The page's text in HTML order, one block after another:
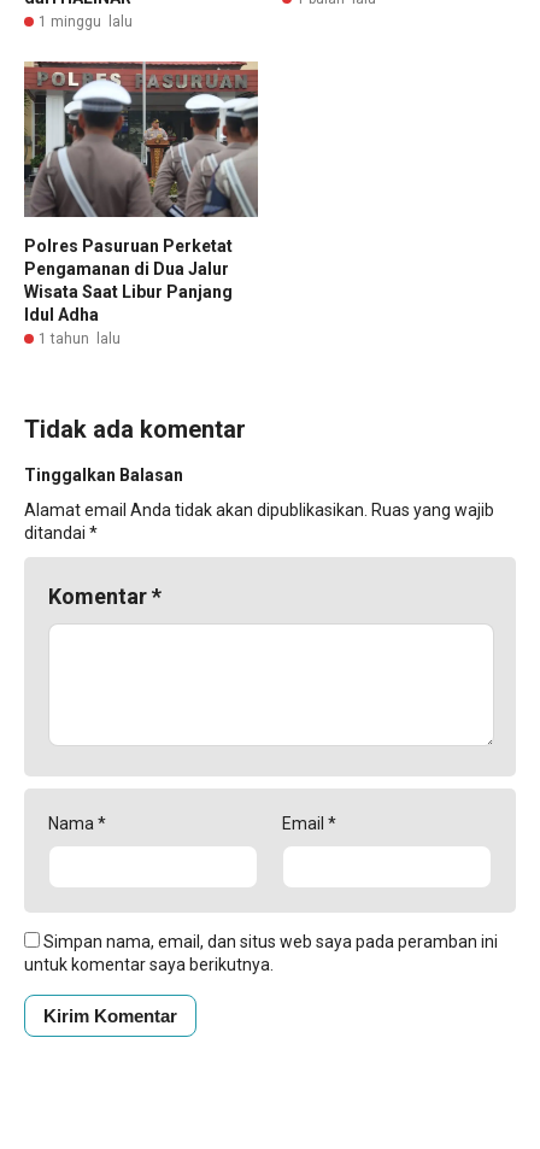
1 minggu lalu
Polres Pasuruan Perketat
Pengamanan di Dua Jalur
Wisata Saat Libur Panjang
Idul Adha
1 tahun lalu
Tidak ada komentar
Tinggalkan Balasan
Alamat email Anda tidak akan dipublikasikan. Ruas yang wajib
ditandai *
Komentar*
Nama * Email *
Simpan nama, email, dan situs web saya pada peramban ini
untuk komentar saya berikutnya.